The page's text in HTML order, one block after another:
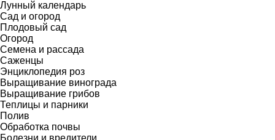
Лунный календарь
Сад и огород
Плодовый сад
Огород
Семена и рассада
Саженцы
Энциклопедия роз
Выращивание винограда
Выращивание грибов
Теплицы и парники
Полив
Обработка почвы
Болезни и вредители